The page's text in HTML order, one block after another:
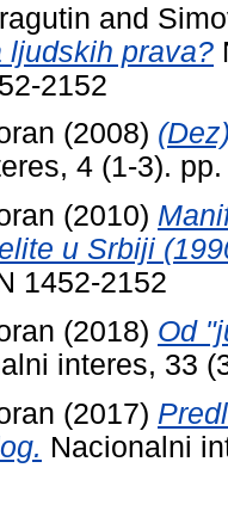
and
ljudskih prava?
2152
(2008)
4 (1-3).
(2010)
u Srbiji
1452-2152
(2018) Od
interes, 33
(2017)
Nacionalni